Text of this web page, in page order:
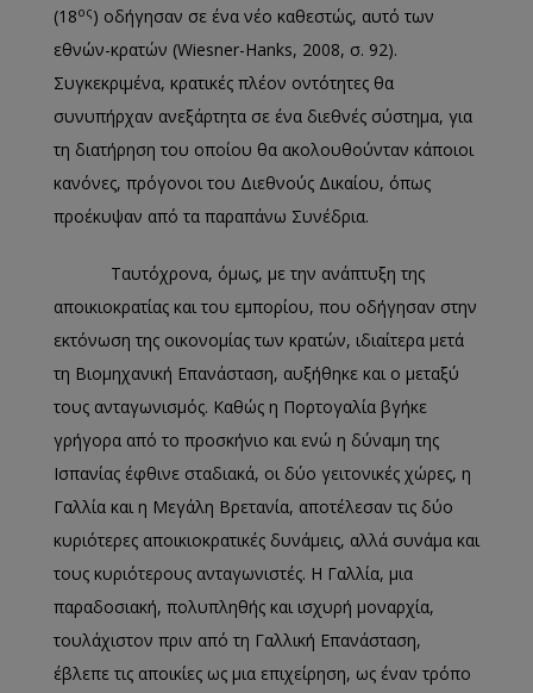
(18ος) οδήγησαν σε ένα νέο καθεστώς, αυτό των
εθνών-κρατών (Wiesner-Hanks, 2008, σ. 92).
Συγκεκριμένα, κρατικές πλέον οντότητες θα
συνυπήρχαν ανεξάρτητα σε ένα διεθνές σύστημα, για
τη διατήρηση του οποίου θα ακολουθούνταν κάποιοι
κανόνες, πρόγονοι του Διεθνούς Δικαίου, όπως
προέκυψαν από τα παραπάνω Συνέδρια.
Ταυτόχρονα, όμως, με την ανάπτυξη της
αποικιοκρατίας και του εμπορίου, που οδήγησαν στην
εκτόνωση της οικονομίας των κρατών, ιδιαίτερα μετά
τη Βιομηχανική Επανάσταση, αυξήθηκε και ο μεταξύ
τους ανταγωνισμός. Καθώς η Πορτογαλία βγήκε
γρήγορα από το προσκήνιο και ενώ η δύναμη της
Ισπανίας έφθινε σταδιακά, οι δύο γειτονικές χώρες, η
Γαλλία και η Μεγάλη Βρετανία, αποτέλεσαν τις δύο
κυριότερες αποικιοκρατικές δυνάμεις, αλλά συνάμα και
τους κυριότερους ανταγωνιστές. Η Γαλλία, μια
παραδοσιακή, πολυπληθής και ισχυρή μοναρχία,
τουλάχιστον πριν από τη Γαλλική Επανάσταση,
έβλεπε τις αποικίες ως μια επιχείρηση, ως έναν τρόπο